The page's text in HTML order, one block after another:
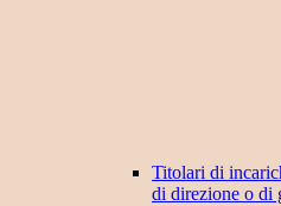
Titolari di
di direzione o di